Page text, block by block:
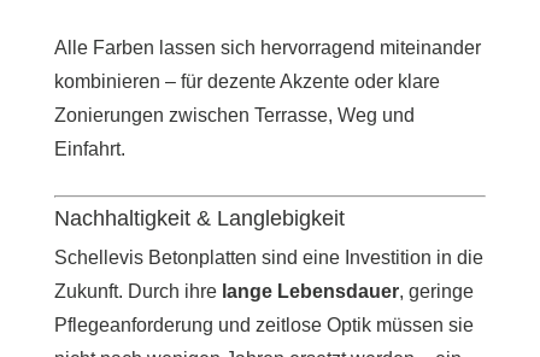
Alle Farben lassen sich hervorragend miteinander
kombinieren – für dezente Akzente oder klare
Zonierungen zwischen Terrasse, Weg und
Einfahrt.
Nachhaltigkeit & Langlebigkeit
Schellevis Betonplatten sind eine Investition in die
Zukunft. Durch ihre lange Lebensdauer, geringe
Pflegeanforderung und zeitlose Optik müssen sie